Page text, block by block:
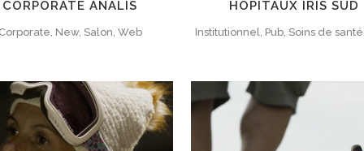
CORPORATE ANALIS
New, Salon, Web
HÔPITAUX IRIS SUD
Institutionnel, Pub, Soins de